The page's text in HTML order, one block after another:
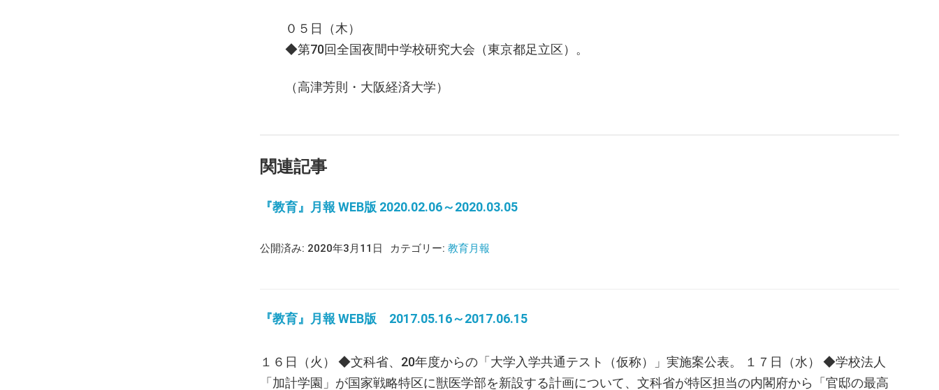
０５日（木）
◆第70回全国夜間中学校研究大会（東京都足立区）。
（高津芳則・大阪経済大学）
関連記事
『教育』月報 WEB版 2020.02.06～2020.03.05
公開済み: 2020年3月11日 カテゴリー: 教育月報
『教育』月報 WEB版 2017.05.16～2017.06.15
１６日（火） ◆文科省、20年度からの「大学入学共通テスト（仮称）」実施案公表。 １７日（水） ◆学校法人
「加計学園」が国家戦略特区に獣医学部を新設する計画について、文科省が特区担当の内閣府から「官邸の最高